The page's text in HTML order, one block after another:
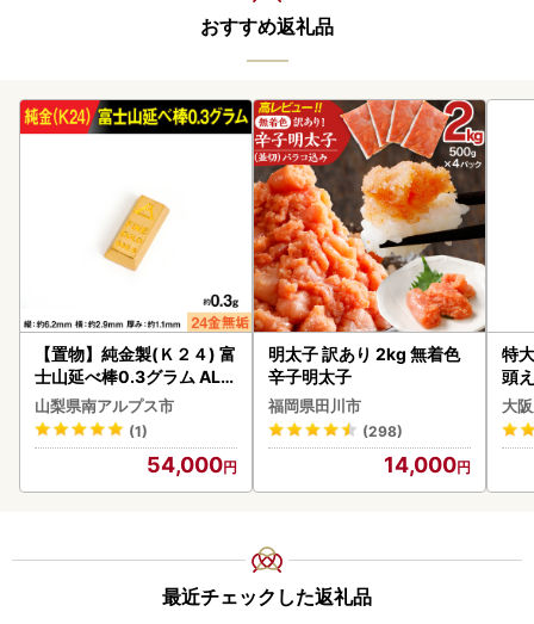
おすすめ返礼品
【置物】純金製(Ｋ２４) 富
士山延べ棒0.3グラム ALP
BK193
山梨県南アルプス市
(1)
54,000
明太子 訳あり 2kg 無着色
辛子明太子
福岡県田川市
(298)
14,000
特
頭
大
最近チェックした返礼品